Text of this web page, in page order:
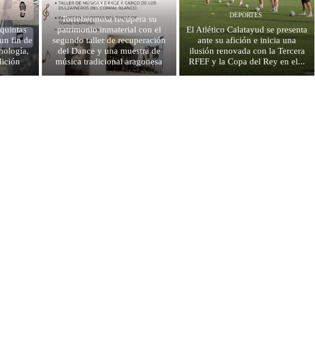
fin de
COMARCAS
Torrehermosa recupera su
patrimonio inmaterial con el
segundo taller de recuperación
del Dance y una muestra de
música tradicional aragonesa
DEPORTES
El Atlético Calatayud se presenta
ante su afición e inicia una
ilusión renovada con la Tercera
RFEF y la Copa del Rey en el...